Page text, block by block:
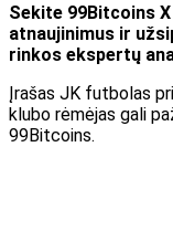
Sekite 99Bitcoins X
atnaujinimus ir
rinkos ekspertų
Įrašas JK futbolas
klubo rėmėjas gali
99Bitcoins.